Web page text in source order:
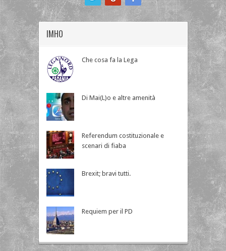
IMHO
Che cosa fa la Lega
Di Mai(L)o e altre amenità
Referendum costituzionale e
scenari di fiaba
Brexit; bravi tutti.
Requiem per il PD